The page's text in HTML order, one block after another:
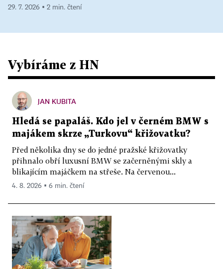
29. 7. 2026 ▪ 2 min. čtení
Vybíráme z HN
JAN KUBITA
Hledá se papaláš. Kdo jel v černém BMW s
majákem skrze „Turkovu“ křižovatku?
Před několika dny se do jedné pražské křižovatky
přihnalo obří luxusní BMW se začerněnými skly a
blikajícím majáčkem na střeše. Na červenou...
4. 8. 2026 ▪ 6 min. čtení